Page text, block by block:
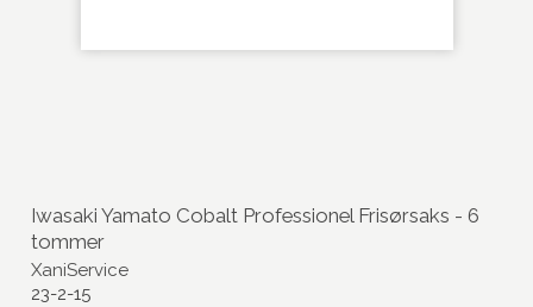
Iwasaki Yamato Cobalt Professionel Frisørsaks - 6
tommer
XaniService
23-2-15